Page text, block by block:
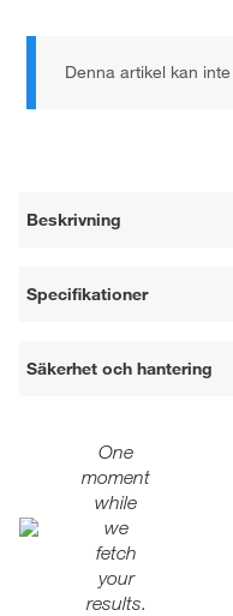
Denna artikel kan
Beskrivning
Specifikationer
Säkerhet och hantering
One
moment
while
we
fetch
your
results.